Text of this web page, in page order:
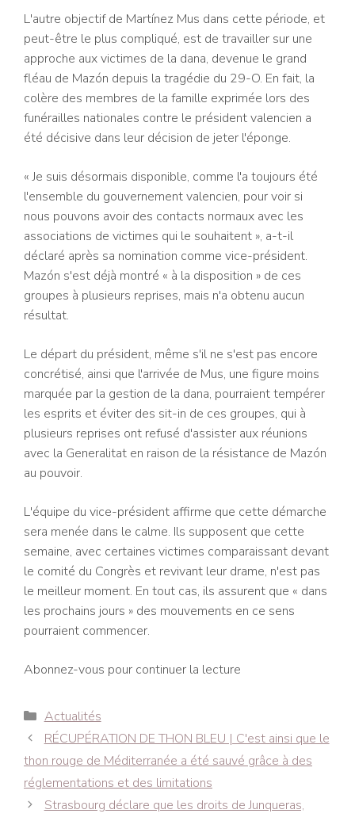
L'autre objectif de Martínez Mus dans cette période, et
peut-être le plus compliqué, est de travailler sur une
approche aux victimes de la dana, devenue le grand
fléau de Mazón depuis la tragédie du 29-O. En fait, la
colère des membres de la famille exprimée lors des
funérailles nationales contre le président valencien a
été décisive dans leur décision de jeter l'éponge.
« Je suis désormais disponible, comme l'a toujours été
l'ensemble du gouvernement valencien, pour voir si
nous pouvons avoir des contacts normaux avec les
associations de victimes qui le souhaitent », a-t-il
déclaré après sa nomination comme vice-président.
Mazón s'est déjà montré « à la disposition » de ces
groupes à plusieurs reprises, mais n'a obtenu aucun
résultat.
Le départ du président, même s'il ne s'est pas encore
concrétisé, ainsi que l'arrivée de Mus, une figure moins
marquée par la gestion de la dana, pourraient tempérer
les esprits et éviter des sit-in de ces groupes, qui à
plusieurs reprises ont refusé d'assister aux réunions
avec la Generalitat en raison de la résistance de Mazón
au pouvoir.
L'équipe du vice-président affirme que cette démarche
sera menée dans le calme. Ils supposent que cette
semaine, avec certaines victimes comparaissant devant
le comité du Congrès et revivant leur drame, n'est pas
le meilleur moment. En tout cas, ils assurent que « dans
les prochains jours » des mouvements en ce sens
pourraient commencer.
Abonnez-vous pour continuer la lecture
Catégories
Actualités
Navigation
des
articles
RÉCUPÉRATION DE THON BLEU | C'est ainsi que le
thon rouge de Méditerranée a été sauvé grâce à des
réglementations et des limitations
Strasbourg déclare que les droits de Junqueras,